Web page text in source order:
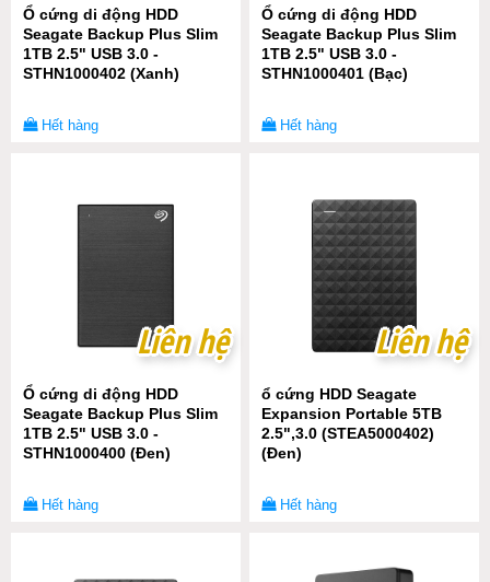
Ổ cứng di động HDD
Seagate Backup Plus Slim
1TB 2.5" USB 3.0 -
STHN1000402 (Xanh)
Hết hàng
Ổ cứng di động HDD
Seagate Backup Plus Slim
1TB 2.5" USB 3.0 -
STHN1000401 (Bạc)
Hết hàng
Liên hệ
Liên hệ
Ổ cứng di động HDD
Seagate Backup Plus Slim
1TB 2.5" USB 3.0 -
STHN1000400 (Đen)
Hết hàng
Liên hệ
Liên hệ
ổ cứng HDD Seagate
Expansion Portable 5TB
2.5",3.0 (STEA5000402)
(Đen)
Hết hàng